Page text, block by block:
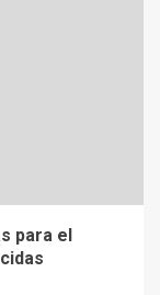
para el